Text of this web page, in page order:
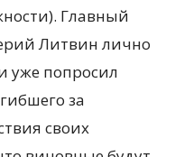
Главный
Литвин лично
уже попросил
за
своих